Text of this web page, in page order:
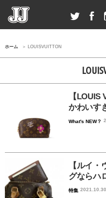
ホーム LOUISVUITTON
【LOUIS
かわいす
What's NEW？
【ルイ
グならハ
特集 2021.10.30